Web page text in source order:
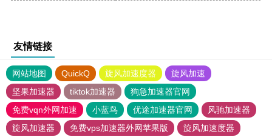
友情链接
网站地图 QuickQ 旋风加速度器
旋风加速
坚果加速器
tiktok加速器
狗急加速器官网
免费vqn外网加速
小蓝鸟 优途加速器官网
风驰加速器
旋风加速器
免费vps加速器外网苹果版
旋风加速度器